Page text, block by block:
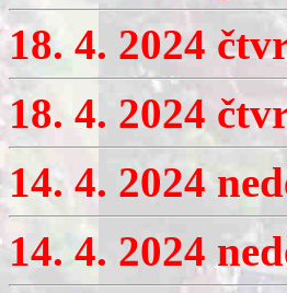
18. 4. 2024
18. 4. 2024
14. 4. 2024
14. 4. 2024